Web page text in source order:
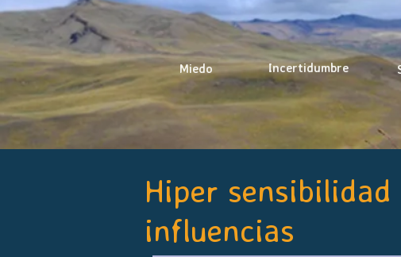
Miedo Incertidumbre
Hiper sensibilidad
influencias